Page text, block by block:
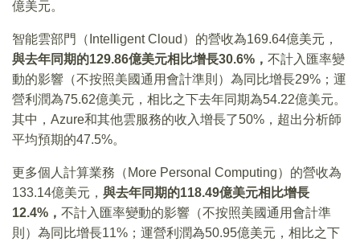
億美元。
智能雲部門（Intelligent Cloud）的營收為169.64億美元，
與去年同期的129.86億美元相比增長30.6%， 不計入匯率變
動的影響（不按照美國通用會計準則）為同比增長29%；運
營利潤為75.62億美元，相比之下去年同期為54.22億美元。
其中，Azure和其他雲服務的收入增長了50%，超出分析師
平均預期的47.5%。
更多個人計算業務（More Personal Computing）的營收為
133.14億美元， 與去年同期的118.49億美元相比增長
12.4%， 不計入匯率變動的影響（不按照美國通用會計準
則）為同比增長11%；運營利潤為50.95億美元，相比之下